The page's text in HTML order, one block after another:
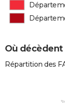
Où décèdent
Répartition des